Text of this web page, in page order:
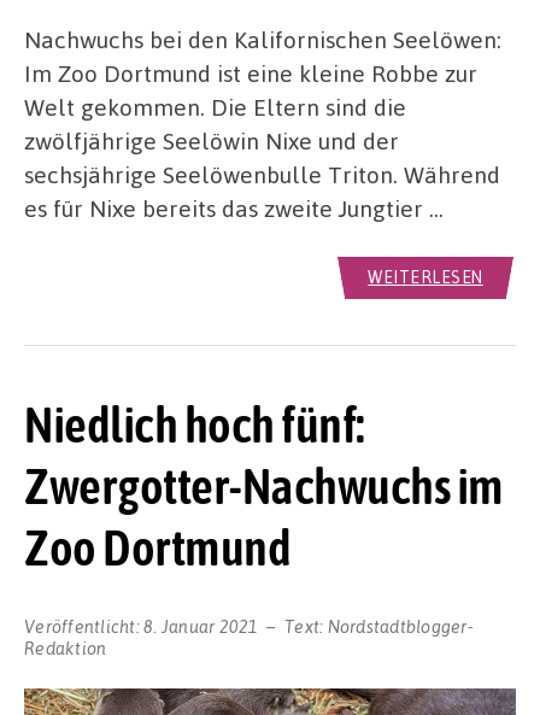
Nachwuchs bei den Kalifornischen Seelöwen:
Im Zoo Dortmund ist eine kleine Robbe zur
Welt gekommen. Die Eltern sind die
zwölfjährige Seelöwin Nixe und der
sechsjährige Seelöwenbulle Triton. Während
es für Nixe bereits das zweite Jungtier …
WEITERLESEN
Niedlich hoch fünf:
Zwergotter-Nachwuchs im
Zoo Dortmund
Veröffentlicht:8. Januar 2021 Text: Nordstadtblogger-
Redaktion